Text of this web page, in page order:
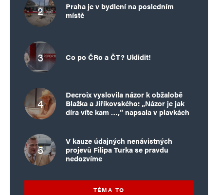
Praha je v bydlení na posledním
místě
Co po ČRo a ČT? Uklidit!
Decroix vyslovila názor k obžalobě
Blažka a Jiříkovského: „Názor je jak
díra víte kam …,“ napsala v plavkách
V kauze údajných nenávistných
projevů Filipa Turka se pravdu
nedozvíme
TÉMA TO